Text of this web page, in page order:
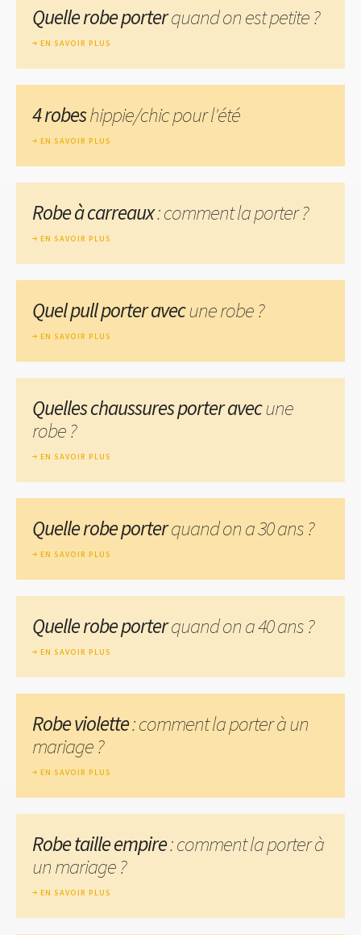
Quelle robe porterquand on est petite ?
EN SAVOIR PLUS
4 robeshippie/chic pour l'été
EN SAVOIR PLUS
Robe à carreaux: comment la porter ?
EN SAVOIR PLUS
Quel pull porter avecune robe ?
EN SAVOIR PLUS
Quelles chaussures porter avecune
robe ?
EN SAVOIR PLUS
Quelle robe porterquand on a 30 ans ?
EN SAVOIR PLUS
Quelle robe porterquand on a 40 ans ?
EN SAVOIR PLUS
Robe violette: comment la porter à un
mariage ?
EN SAVOIR PLUS
Robe taille empire: comment la porter à
un mariage ?
EN SAVOIR PLUS